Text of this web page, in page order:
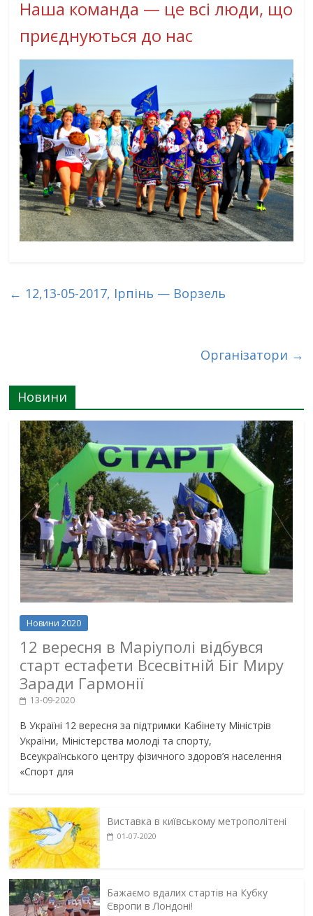
Наша команда — це всі люди, що
приєднуються до нас
← 12,13-05-2017, Iрпінь — Ворзель
Організатори →
Новини
Новини 2020
12 вересня в Маріуполі відбувся
старт естафети Всесвітній Біг Миру
Заради Гармонії
13-09-2020
В Україні 12 вересня за підтримки Кабінету Міністрів
України, Міністерства молоді та спорту,
Всеукраїнського центру фізичного здоров’я населення
«Спорт для
Виставка в київському метрополітені
01-07-2020
Бажаємо вдалих стартів на Кубку
Європи в Лондоні!